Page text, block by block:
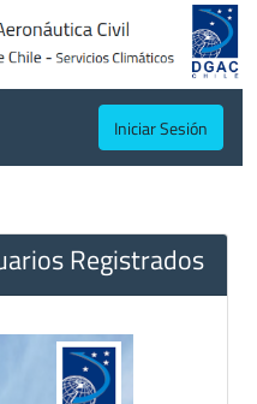
Iniciar Sesión
Registrados